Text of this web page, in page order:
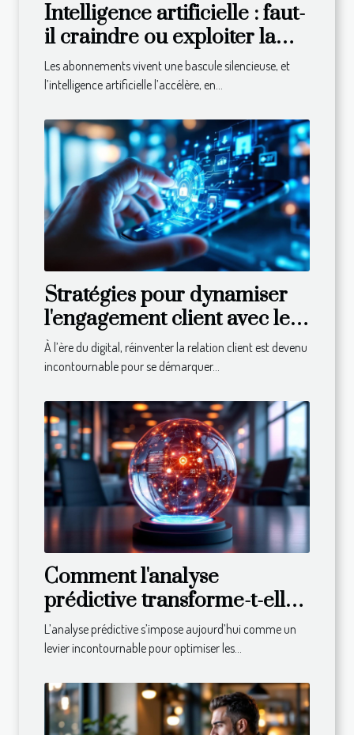
Intelligence artificielle : faut-
il craindre ou exploiter la
disruption dans
l’abonnement ?
Les abonnements vivent une bascule silencieuse, et
l’intelligence artificielle l’accélère, en...
Stratégies pour dynamiser
l'engagement client avec les
technologies modernes
À l’ère du digital, réinventer la relation client est devenu
incontournable pour se démarquer...
Comment l'analyse
prédictive transforme-t-elle
les décisions commerciales ?
L’analyse prédictive s’impose aujourd’hui comme un
levier incontournable pour optimiser les...